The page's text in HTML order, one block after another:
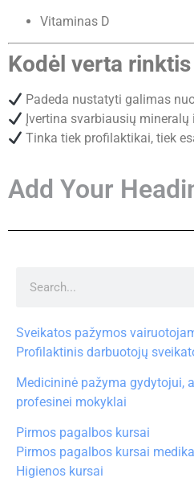
Vitaminas D
Kodėl verta
Padeda nustatyti galimas
Įvertina svarbiausių
Tinka tiek profilaktikai, tiek
Add Your
Sveikatos pažymos
Profilaktinis darbuotojų
Medicininė pažyma gydytojui,
profesinei mokyklai
Pirmos pagalbos kursai
Pirmos pagalbos kursai
Higienos kursai